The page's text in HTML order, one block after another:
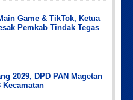
Game & TikTok, Ketua
Pemkab Tindak Tegas
2029, DPD PAN Magetan
Kecamatan